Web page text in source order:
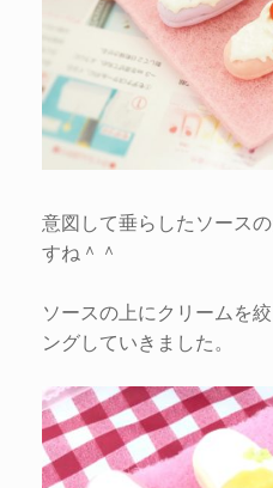
意図して垂らしたソース
すね＾＾
ソースの上にクリームを
ングしていきました。